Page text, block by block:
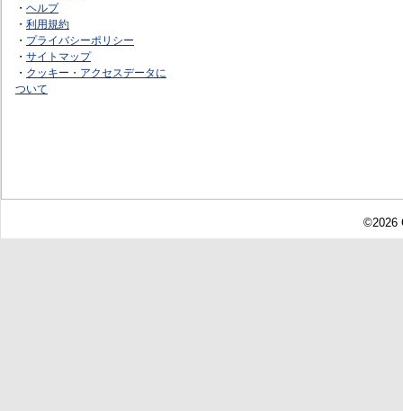
・ ヘルプ
・ 利用規約
・ プライバシーポリシー
・ サイトマップ
・ クッキー・アクセスデータに
ついて
©2026